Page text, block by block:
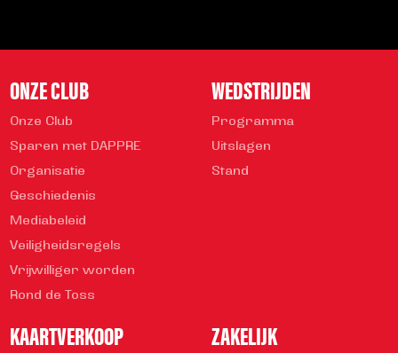
ONZE CLUB
Onze Club
Sparen met DAPPRE
Organisatie
Geschiedenis
Mediabeleid
Veiligheidsregels
Vrijwilliger worden
Rond de Toss
WEDSTRIJDEN
Programma
Uitslagen
Stand
KAARTVERKOOP ZAKELIJK